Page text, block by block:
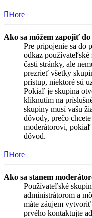
Hore
Ako sa môžem zapojiť
Pre pripojenie sa do
odkaz používateľské
časti stránky, ale
prezrieť všetky
prístup, niektoré sú
Pokiaľ je skupina
kliknutím na
skupiny musí vašu
dôvody, prečo
moderátorovi, pokiaľ
dôvod.
Hore
Ako sa stanem
Používateľské
administrátorom a
máte záujem
prvého kontaktujte